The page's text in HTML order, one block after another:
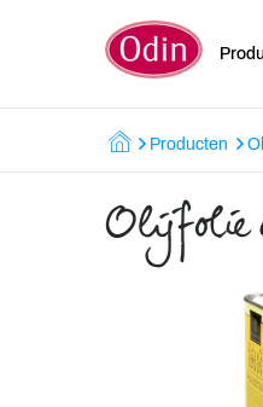
Producten
Olijfolie